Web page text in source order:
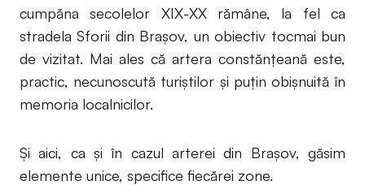
cumpăna secolelor XIX-XX rămâne, la fel ca
stradela Sforii din Brașov, un obiectiv tocmai bun
de vizitat. Mai ales că artera constănţeană este,
practic, necunoscută turiştilor şi puţin obişnuită în
memoria localnicilor.
Și aici, ca și în cazul arterei din Brașov, găsim
elemente unice, specifice fiecărei zone.